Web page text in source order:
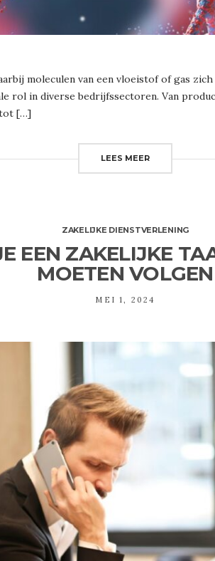
moleculen van een vloeistof of gas
rol in diverse bedrijfssectoren. Van
tot […]
LEES MEER
ZAKELIJKE DIENSTVERLENING
EEN ZAKELIJKE
MOETEN VOLGEN
MEI 1, 2024